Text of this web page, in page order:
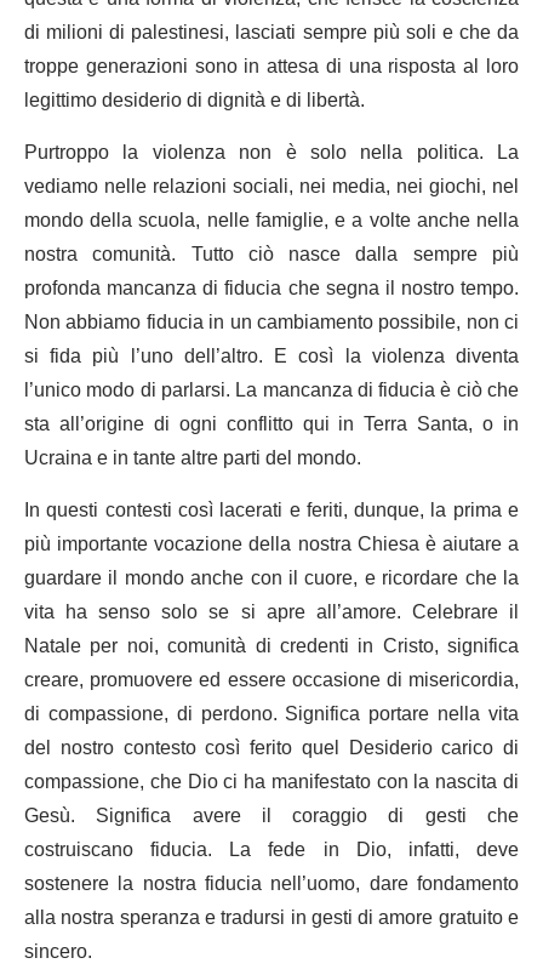
di milioni di palestinesi, lasciati sempre più soli e che da
troppe generazioni sono in attesa di una risposta al loro
legittimo desiderio di dignità e di libertà.
Purtroppo la violenza non è solo nella politica. La
vediamo nelle relazioni sociali, nei media, nei giochi, nel
mondo della scuola, nelle famiglie, e a volte anche nella
nostra comunità. Tutto ciò nasce dalla sempre più
profonda mancanza di fiducia che segna il nostro tempo.
Non abbiamo fiducia in un cambiamento possibile, non ci
si fida più l’uno dell’altro. E così la violenza diventa
l’unico modo di parlarsi. La mancanza di fiducia è ciò che
sta all’origine di ogni conflitto qui in Terra Santa, o in
Ucraina e in tante altre parti del mondo.
In questi contesti così lacerati e feriti, dunque, la prima e
più importante vocazione della nostra Chiesa è aiutare a
guardare il mondo anche con il cuore, e ricordare che la
vita ha senso solo se si apre all’amore. Celebrare il
Natale per noi, comunità di credenti in Cristo, significa
creare, promuovere ed essere occasione di misericordia,
di compassione, di perdono. Significa portare nella vita
del nostro contesto così ferito quel Desiderio carico di
compassione, che Dio ci ha manifestato con la nascita di
Gesù. Significa avere il coraggio di gesti che
costruiscano fiducia. La fede in Dio, infatti, deve
sostenere la nostra fiducia nell’uomo, dare fondamento
alla nostra speranza e tradursi in gesti di amore gratuito e
sincero.